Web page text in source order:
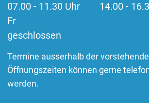
07.00 - 11.30 Uhr 14.00 -
Fr
geschlossen
Termine ausserhalb der
Öffnungszeiten können gerne
werden.